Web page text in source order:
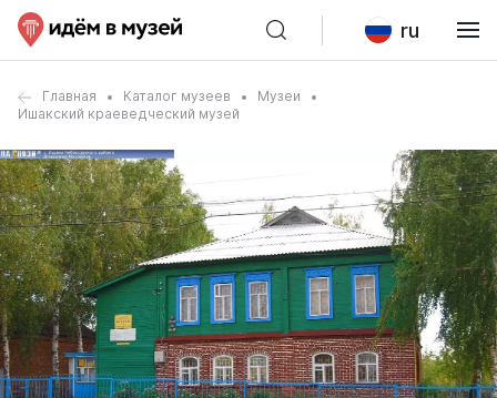
ru
Главная Каталог музеев
Музеи
Ишакский краеведческий музей